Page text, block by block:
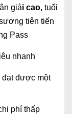
giải cao, tuổi
tiên tiến
Pass
nhanh
đạt được một
phí thấp